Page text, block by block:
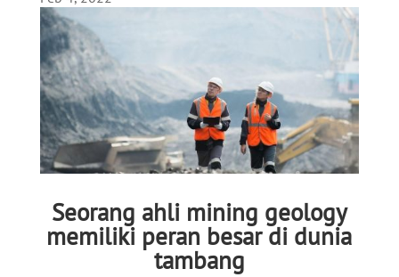
Seorang ahli mining geology
memiliki peran besar di dunia
tambang